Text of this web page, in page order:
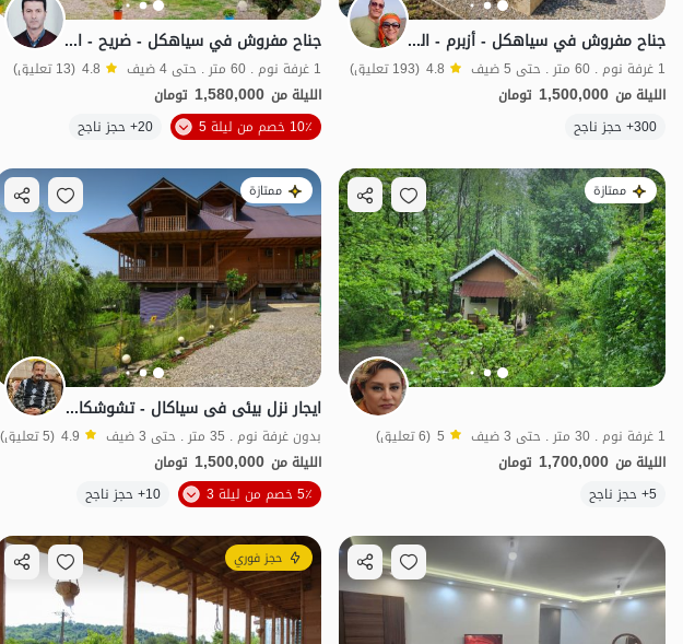
جناح مفروش في سياهكل - أزبرم - الطابق الأرضي 1
1 غرفة نوم . 60 متر . حتى 5 ضيف 4.8 (193 تعليق)
الليلة من 1,500,000 تومان
300+ حجز ناجح
اقتصادي
جناح مفروش في سياهکل - ضريح - الطابق الأرضي
1 غرفة نوم . 60 متر . حتى 4 ضيف 4.8 (13 تعليق)
الليلة من 1,580,000 تومان
10٪ خصم من ليلة 5
20+ حجز ناجح
ممتازة
1 غرفة نوم . 30 متر . حتى 3 ضيف 5 (6 تعليق)
الليلة من 1,700,000 تومان
5+ حجز ناجح
مناسبة لإعادة التأهيل
ممتازة
ایجار نزل بیئی فی سیاکال - تشوشکال - الوحده 2
بدون غرفة نوم . 35 متر . حتى 3 ضيف 4.9 (5 تعليق)
الليلة من 1,500,000 تومان
5٪ خصم من ليلة 3
10+ حجز ناجح
حجز فوري